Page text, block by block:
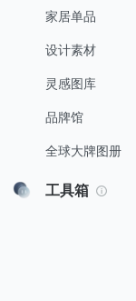
家居单品
设计素材
灵感图库
品牌馆
全球大牌图册
工具箱